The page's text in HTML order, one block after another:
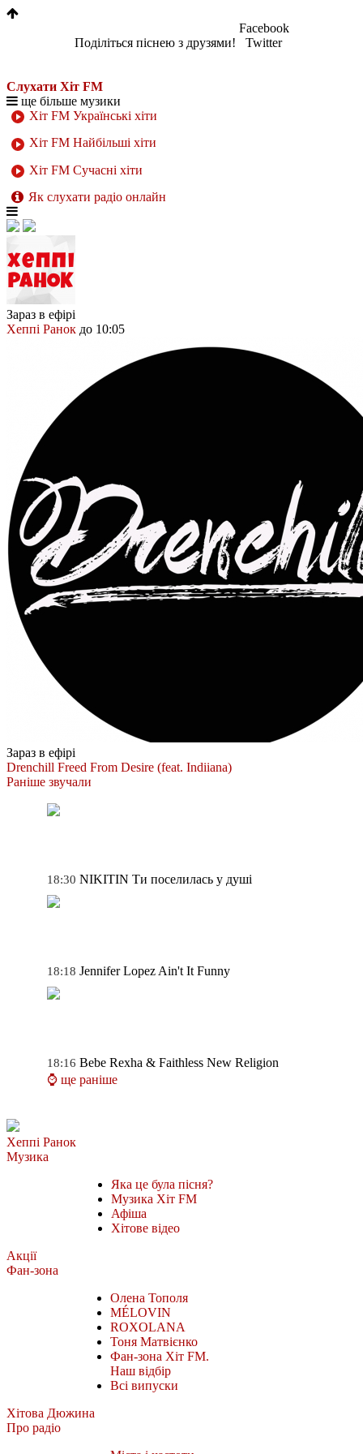
Поділіться піснею з друзями!
Facebook
Twitter
Слухати Хіт FM
ще більше музики
Хіт FM Українські хіти
Хіт FM Найбільші хіти
Хіт FM Сучасні хіти
Як слухати радіо онлайн
Зараз в ефірі
Хеппі Ранок до 10:05
Зараз в ефірі
Drenchill Freed From Desire (feat. Indiiana)
Раніше звучали
18:30 NIKITIN Ти поселилась у душі
18:18 Jennifer Lopez Ain't It Funny
18:16 Bebe Rexha & Faithless New Religion
⌚ ще раніше
Хеппі Ранок
Музика
Яка це була пісня?
Музика Хіт FM
Афіша
Хітове відео
Акції
Фан-зона
Олена Тополя
MÉLOVIN
ROXOLANA
Тоня Матвієнко
Фан-зона Хіт FM.
Наш відбір
Всі випуски
Хітова Дюжина
Про радіо